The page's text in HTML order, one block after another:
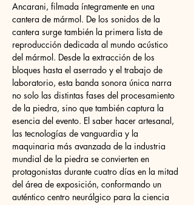
Ancarani, filmada íntegramente en una
cantera de mármol. De los sonidos de la
cantera surge también la primera lista de
reproducción dedicada al mundo acústico
del mármol. Desde la extracción de los
bloques hasta el aserrado y el trabajo de
laboratorio, esta banda sonora única narra
no solo las distintas fases del procesamiento
de la piedra, sino que también captura la
esencia del evento. El saber hacer artesanal,
las tecnologías de vanguardia y la
maquinaria más avanzada de la industria
mundial de la piedra se convierten en
protagonistas durante cuatro días en la mitad
del área de exposición, conformando un
auténtico centro neurálgico para la ciencia